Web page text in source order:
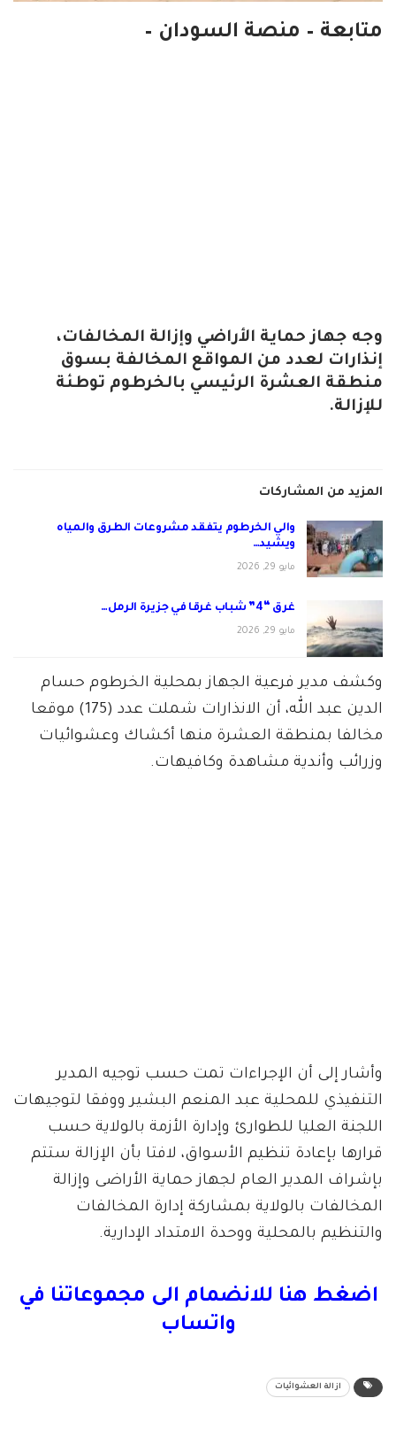
متابعة – منصة السودان –
وجه جهاز حماية الأراضي وإزالة المخالفات،
إنذارات لعدد من المواقع المخالفة بسوق
منطقة العشرة الرئيسي بالخرطوم توطئة
للإزالة.
المزيد من المشاركات
والي الخرطوم يتفقد مشروعات الطرق والمياه
ويشيد…
مايو 29, 2026
غرق “4” شباب غرقا في جزيرة الرمل…
مايو 29, 2026
وكشف مدير فرعية الجهاز بمحلية الخرطوم حسام
الدين عبد الله، أن الانذارات شملت عدد (175) موقعا
مخالفا بمنطقة العشرة منها أكشاك وعشوائيات
وزرائب وأندية مشاهدة وكافيهات.
وأشار إلى أن الإجراءات تمت حسب توجيه المدير
التنفيذي للمحلية عبد المنعم البشير ووفقا لتوجيهات
اللجنة العليا للطوارئ وإدارة الأزمة بالولاية حسب
قرارها بإعادة تنظيم الأسواق، لافتا بأن الإزالة ستتم
بإشراف المدير العام لجهاز حماية الأراضى وإزالة
المخالفات بالولاية بمشاركة إدارة المخالفات
والتنظيم بالمحلية ووحدة الامتداد الإدارية.
اضغط هنا للانضمام الى مجموعاتنا في
واتساب
ازالة العشوائيات